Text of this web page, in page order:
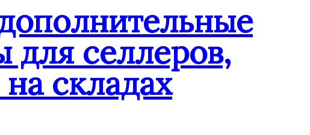
для селлеров,
складах